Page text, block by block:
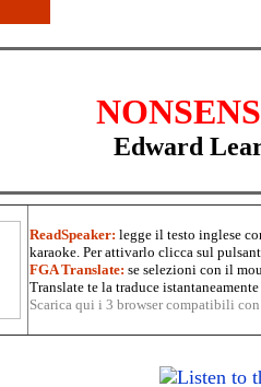
Edward
ReadSpeaker: legge il testo inglese
karaoke. Per attivarlo clicca sul
FGA Translate: se selezioni con il
Translate te la traduce
Scarica qui i 3 browser compatibili